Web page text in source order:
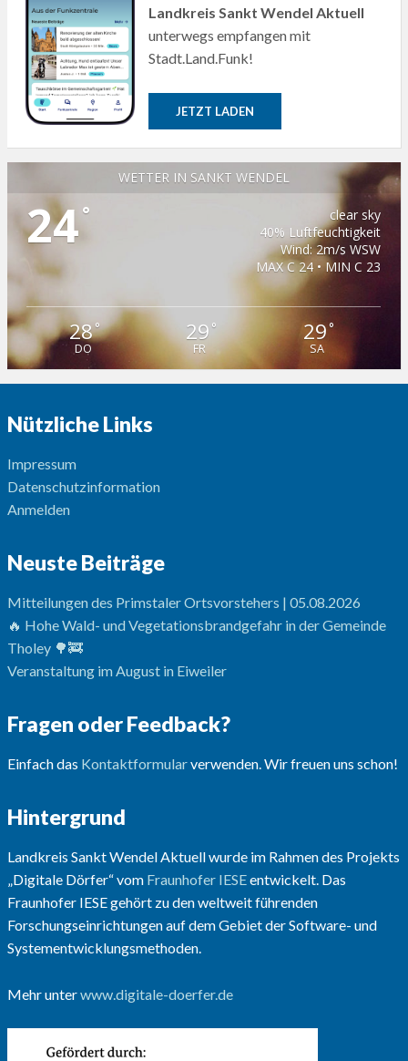
Landkreis Sankt Wendel Aktuell
unterwegs empfangen mit
Stadt.Land.Funk!
JETZT LADEN
WETTER IN SANKT WENDEL
24°
clear sky
40% Luftfeuchtigkeit
Wind: 2m/s WSW
MAX C 24 • MIN C 23
28°
DO
29 °
FR
29°
SA
Nützliche Links
Impressum
Datenschutzinformation
Anmelden
Neuste Beiträge
Mitteilungen des Primstaler Ortsvorstehers | 05.08.2026
🔥 Hohe Wald- und Vegetationsbrandgefahr in der Gemeinde
Tholey 🌳🚒
Veranstaltung im August in Eiweiler
Fragen oder Feedback?
Einfach das Kontaktformularverwenden. Wir freuen uns schon!
Hintergrund
Landkreis Sankt Wendel Aktuell wurde im Rahmen des Projekts
„Digitale Dörfer“ vom Fraunhofer IESEentwickelt. Das
Fraunhofer IESE gehört zu den weltweit führenden
Forschungseinrichtungen auf dem Gebiet der Software- und
Systementwicklungsmethoden.
Mehr unterwww.digitale-doerfer.de